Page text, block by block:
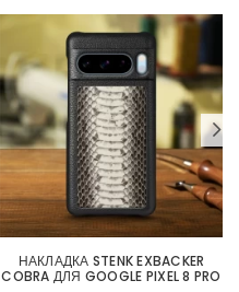
НАКЛАДКА STENK EXBACKER
COBRA ДЛЯ GOOGLE PIXEL 8 PRO